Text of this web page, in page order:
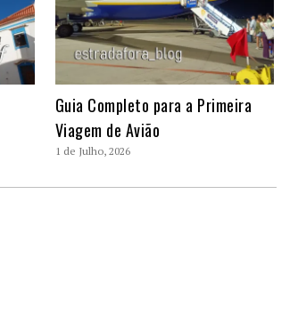
Guia Completo para a Primeira
Viagem de Avião
1 de Julho, 2026